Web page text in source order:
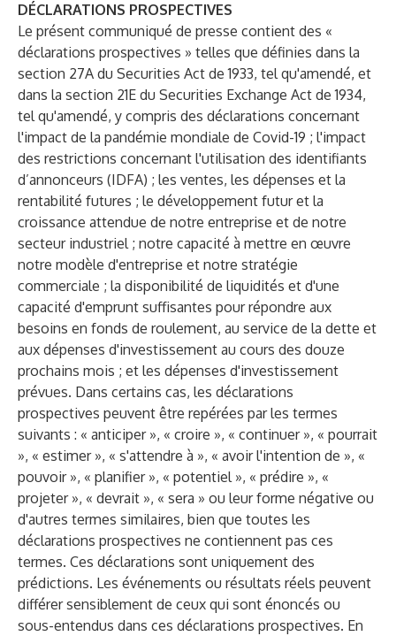
DÉCLARATIONS PROSPECTIVES
Le présent communiqué de presse contient des «
déclarations prospectives » telles que définies dans la
section 27A du Securities Act de 1933, tel qu'amendé, et
dans la section 21E du Securities Exchange Act de 1934,
tel qu'amendé, y compris des déclarations concernant
l'impact de la pandémie mondiale de Covid-19 ; l'impact
des restrictions concernant l'utilisation des identifiants
d’annonceurs (IDFA) ; les ventes, les dépenses et la
rentabilité futures ; le développement futur et la
croissance attendue de notre entreprise et de notre
secteur industriel ; notre capacité à mettre en œuvre
notre modèle d'entreprise et notre stratégie
commerciale ; la disponibilité de liquidités et d'une
capacité d'emprunt suffisantes pour répondre aux
besoins en fonds de roulement, au service de la dette et
aux dépenses d'investissement au cours des douze
prochains mois ; et les dépenses d'investissement
prévues. Dans certains cas, les déclarations
prospectives peuvent être repérées par les termes
suivants : « anticiper », « croire », « continuer », « pourrait
», « estimer », « s'attendre à », « avoir l'intention de », «
pouvoir », « planifier », « potentiel », « prédire », «
projeter », « devrait », « sera » ou leur forme négative ou
d'autres termes similaires, bien que toutes les
déclarations prospectives ne contiennent pas ces
termes. Ces déclarations sont uniquement des
prédictions. Les événements ou résultats réels peuvent
différer sensiblement de ceux qui sont énoncés ou
sous-entendus dans ces déclarations prospectives. En